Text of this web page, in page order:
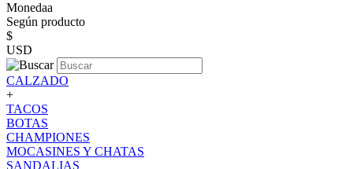
Monedaa
Según producto
$
USD
CALZADO
+
TACOS
BOTAS
CHAMPIONES
MOCASINES Y CHATAS
SANDALIAS